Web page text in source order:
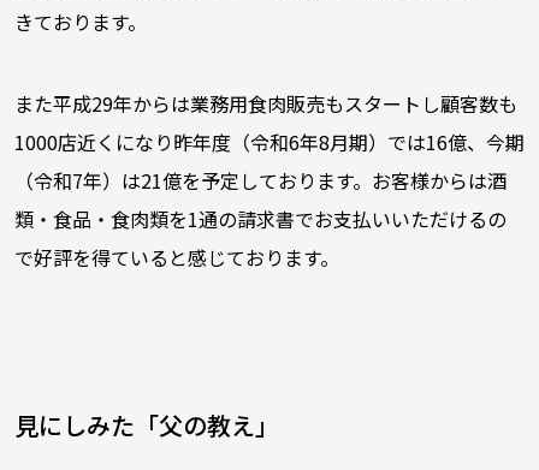
きております。
また平成29年からは業務用食肉販売もスタートし顧客数も
1000店近くになり昨年度（令和6年8月期）では16億、今期
（令和7年）は21億を予定しております。お客様からは酒
類・食品・食肉類を1通の請求書でお支払いいただけるの
で好評を得ていると感じております。
見にしみた「父の教え」